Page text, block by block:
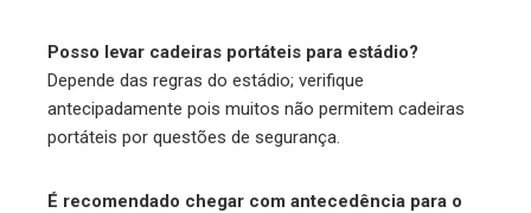
Posso levar cadeiras portáteis para estádio?
Depende das regras do estádio; verifique
antecipadamente pois muitos não permitem cadeiras
portáteis por questões de segurança.
É recomendado chegar com antecedência para o